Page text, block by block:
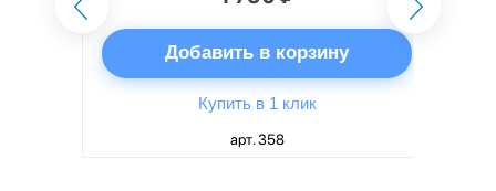
Добавить в корзину
Купить в 1 клик
арт. 358